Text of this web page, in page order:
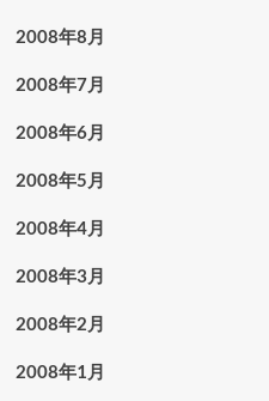
2008年8月
2008年7月
2008年6月
2008年5月
2008年4月
2008年3月
2008年2月
2008年1月